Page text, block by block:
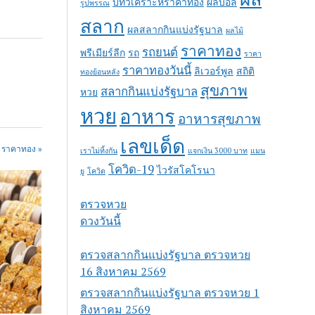
าคาทอง »
รูปพรรณ
สลาก ผลสลากกินแบ่งรัฐบาล ผลไม้
พรีเมียร์ลีก รถ รถยนต์ ราคาทอง ราคา
ทองย้อนหลัง ราคาทองวันนี้ ลิเวอร์พูล สถิติ
หวย สลากกินแบ่งรัฐบาล สุขภาพ
หวย อาหาร อาหารสุขภาพ
เราไม่ทิ้งกัน เลขเด็ด แจกเงิน 3000 บาท แมน
ยู โควิด โควิด-19 ไวรัสโคโรนา
ตรวจหวย
ดวงวันนี้
ตรวจสลากกินแบ่งรัฐบาล ตรวจหวย
16 สิงหาคม 2569
ตรวจสลากกินแบ่งรัฐบาล ตรวจหวย 1
สิงหาคม 2569